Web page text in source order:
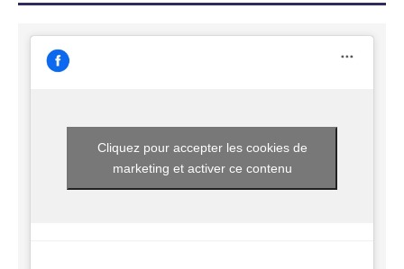
Cliquez pour accepter les cookies de
marketing et activer ce contenu